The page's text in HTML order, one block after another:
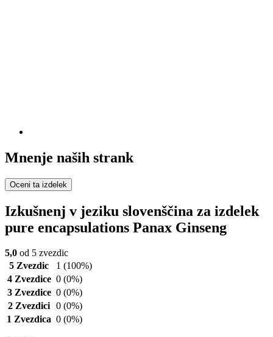
Mnenje naših strank
Oceni ta izdelek
Izkušnenj v jeziku slovenščina za izdelek
pure encapsulations Panax Ginseng
5,0 od 5 zvezdic
5 Zvezdic
1 (100%)
4 Zvezdice 0 (0%)
3 Zvezdice 0 (0%)
2 Zvezdici 0 (0%)
1 Zvezdica 0 (0%)